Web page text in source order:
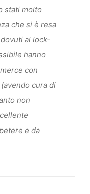
stati molto
che si è resa
al lock-
hanno
con
cura di
non
e da